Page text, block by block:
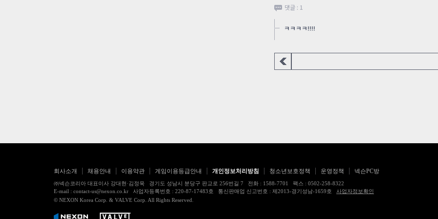
댓글 : 1
ㅋㅋㅋㅋ!!!!
회사소개 채용안내 이용약관 게임이용등급안내 개인정보처리방침 청소년보호정책 운영정책 넥슨PC방
㈜넥슨코리아 대표이사 강대현·김정욱 경기도 성남시 분당구 판교로 256번길 7 전화 : 1588-7701 팩스 : 0502-258-8322
E-mail : contact-us@nexon.co.kr 사업자등록번호 : 220-87-17483호 통신판매업 신고번호 : 제2013-경기성남-1659호 사업자정보확인
© NEXON Korea Corp. & VALVE Corp. All Rights Reserved.